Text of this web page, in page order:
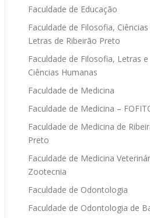
Faculdade de Educação
Faculdade de Filosofia, Ciências
Letras de Ribeirão Preto
Faculdade de Filosofia, Letras e
Ciências Humanas
Faculdade de Medicina
Faculdade de Medicina –
Faculdade de Medicina de
Preto
Faculdade de Medicina
Zootecnia
Faculdade de Odontologia
Faculdade de Odontologia de